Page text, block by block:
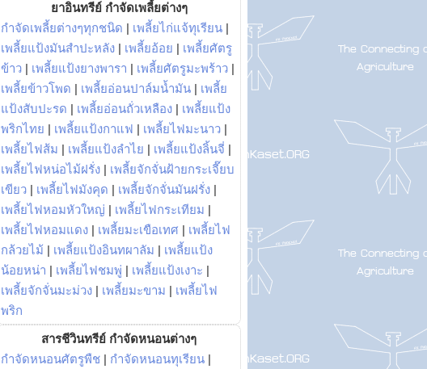
ยาอินทรีย์ กำจัดเพลี้ยต่างๆ
กำจัดเพลี้ยต่างๆทุกชนิด | เพลี้ยไก่แจ้ทุเรียน |
เพลี้ยแป้งมันสำปะหลัง | เพลี้ยอ้อย | เพลี้ยศัตรู
ข้าว | เพลี้ยแป้งยางพารา | เพลี้ยศัตรูมะพร้าว |
เพลี้ยข้าวโพด | เพลี้ยอ่อนปาล์มน้ำมัน | เพลี้ย
แป้งสับปะรด | เพลี้ยอ่อนถั่วเหลือง | เพลี้ยแป้ง
พริกไทย | เพลี้ยแป้งกาแฟ | เพลี้ยไฟมะนาว |
เพลี้ยไฟส้ม | เพลี้ยแป้งลำไย | เพลี้ยแป้งลิ้นจี่ |
เพลี้ยไฟหน่อไม้ฝรั่ง | เพลี้ยจักจั่นฝ้ายกระเจี๊ยบ
เขียว | เพลี้ยไฟมังคุด | เพลี้ยจักจั่นมันฝรั่ง |
เพลี้ยไฟหอมหัวใหญ่ | เพลี้ยไฟกระเทียม |
เพลี้ยไฟหอมแดง | เพลี้ยมะเขือเทศ | เพลี้ยไฟ
กล้วยไม้ | เพลี้ยแป้งอินทผาลัม | เพลี้ยแป้ง
น้อยหน่า | เพลี้ยไฟชมพู่ | เพลี้ยแป้งเงาะ |
เพลี้ยจักจั่นมะม่วง | เพลี้ยมะขาม | เพลี้ยไฟ
พริก
สารชีวินทรีย์ กำจัดหนอนต่างๆ
กำจัดหนอนศัตรูพืช | กำจัดหนอนทุเรียน |